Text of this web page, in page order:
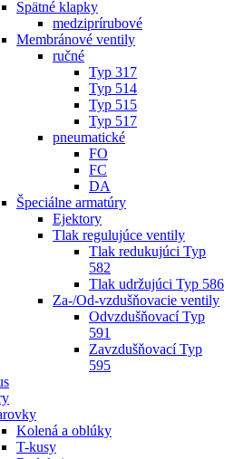
Spätné klapky
medziprírubové
Membránové ventily
ručné
Typ 317
Typ 514
Typ 515
Typ 517
pneumatické
FO
FC
DA
Špeciálne armatúry
Ejektory
Tlak regulujúce ventily
Tlak redukujúci Typ
582
Tlak udržujúci Typ 586
Za-/Od-vzdušňovacie ventily
Odvzdušňovací Typ
591
Zavzdušňovací Typ
595
Kolená a oblúky
T-kusy